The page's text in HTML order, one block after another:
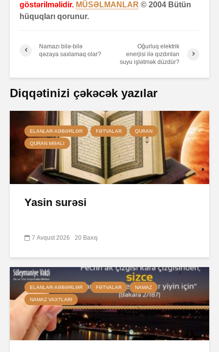
göstərilməlidir. MÜSƏLMANLAR © 2004 Bütün
hüquqları qorunur.
Namazı bilə-bilə
qəzaya saxlamaq olar?
Oğurluq elektrik
enerjisi ilə qızdırılan
suyu işlətmək düzdür?
Diqqətinizi çəkəcək yazılar
ELANLAR-XƏBƏRLƏR FƏTVALAR QURAN
QURAN MƏALI
Yasin surəsi
7 Avqust 2026 20 Baxış
ELANLAR-XƏBƏRLƏR FƏTVALAR NAMAZ
NAMAZ VAXTLARI